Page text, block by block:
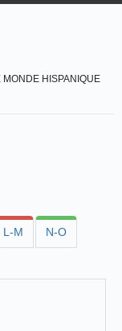
HISPANIQUE
L-M N-O